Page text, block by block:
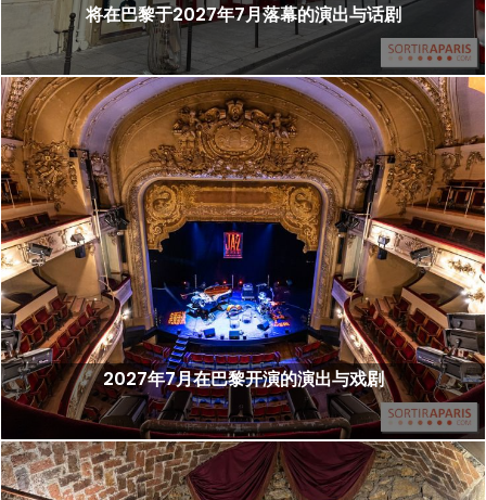
将在巴黎于2027年7月落幕的演出与话剧
2027年7月在巴黎开演的演出与戏剧